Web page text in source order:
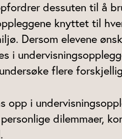
dessuten til å
knyttet til
Dersom elevene
i
flere
opp i
dilemmaer,